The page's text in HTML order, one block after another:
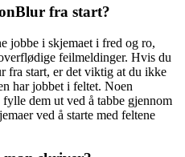
fra start?
jobbe i skjemaet i fred og ro,
feilmeldinger. Hvis du
fra start, er det viktig at du ikke
har jobbet i feltet. Noen
dem ut ved å tabbe gjennom
ved å starte med feltene